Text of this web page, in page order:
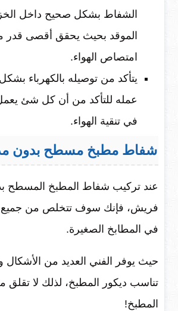
الشفاط بشكل صحيح داخل
الموقد بحيث يحقق أقصى قدر
امتصاص الهواء.
يتأكد من توصيله بالكهرباء
عمله للتأكد من أن كل شئ
في تنقية الهواء.
شفاط مطبخ مسطح بدون
عند تركيب شفاط المطبخ المسطح
فريش، فإنك سوف تتخلص من جميع
في المطابخ الصغيرة.
حيث يوفر الفني العديد من الأشكال
تناسب ديكور المطبخ، لذلك لا
المطبخ!